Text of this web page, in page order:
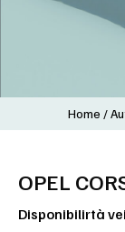
Home /
OPEL
Disponibilirtà